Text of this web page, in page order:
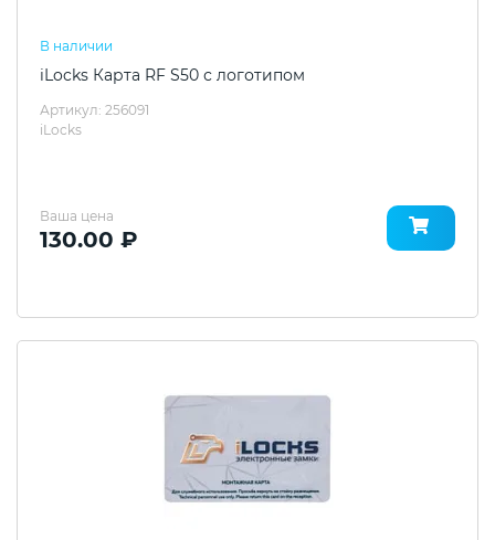
В наличии
iLocks Карта RF S50 с логотипом
Артикул: 256091
iLocks
Ваша цена
130.00 ₽